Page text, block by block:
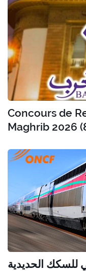
Concours de
Maghrib 2026
للسكك الحديدية